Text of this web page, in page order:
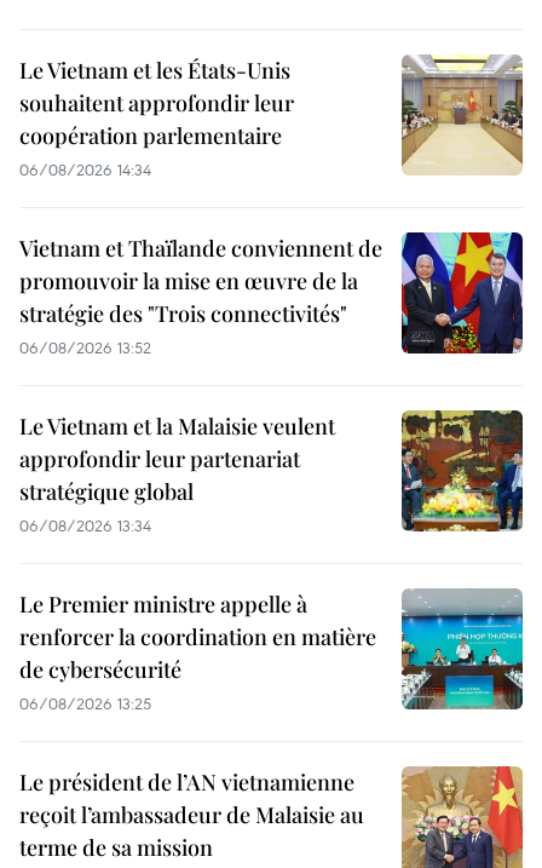
Le Vietnam et les États-Unis
souhaitent approfondir leur
coopération parlementaire
06/08/2026 14:34
Vietnam et Thaïlande conviennent de
promouvoir la mise en œuvre de la
stratégie des "Trois connectivités"
06/08/2026 13:52
Le Vietnam et la Malaisie veulent
approfondir leur partenariat
stratégique global
06/08/2026 13:34
Le Premier ministre appelle à
renforcer la coordination en matière
de cybersécurité
06/08/2026 13:25
Le président de l’AN vietnamienne
reçoit l’ambassadeur de Malaisie au
terme de sa mission